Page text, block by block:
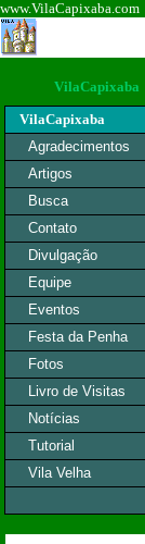
www.VilaCapixaba.com
VilaCapixaba
VilaCapixaba
Agradecimentos
Artigos
Busca
Contato
Divulgação
Equipe
Eventos
Festa da Penha
Fotos
Livro de Visitas
Notícias
Tutorial
Vila Velha